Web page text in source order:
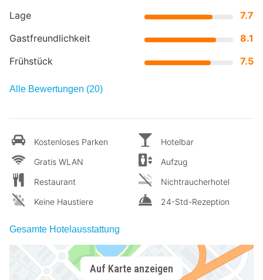
Lage
7.7
Gastfreundlichkeit
8.1
Frühstück
7.5
Alle Bewertungen (20)
Kostenloses Parken
Gratis WLAN
Restaurant
Keine Haustiere
Hotelbar
Aufzug
Nichtraucherhotel
24-Std-Rezeption
Gesamte Hotelausstattung
Auf Karte anzeigen